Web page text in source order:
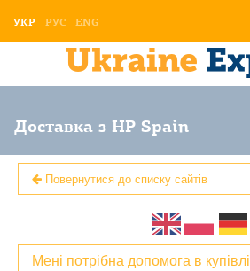
УКР РУС ENG
Доставка з HP Spain
Повернутися до списку сайтів
Мені потрібна допомога в купівлі